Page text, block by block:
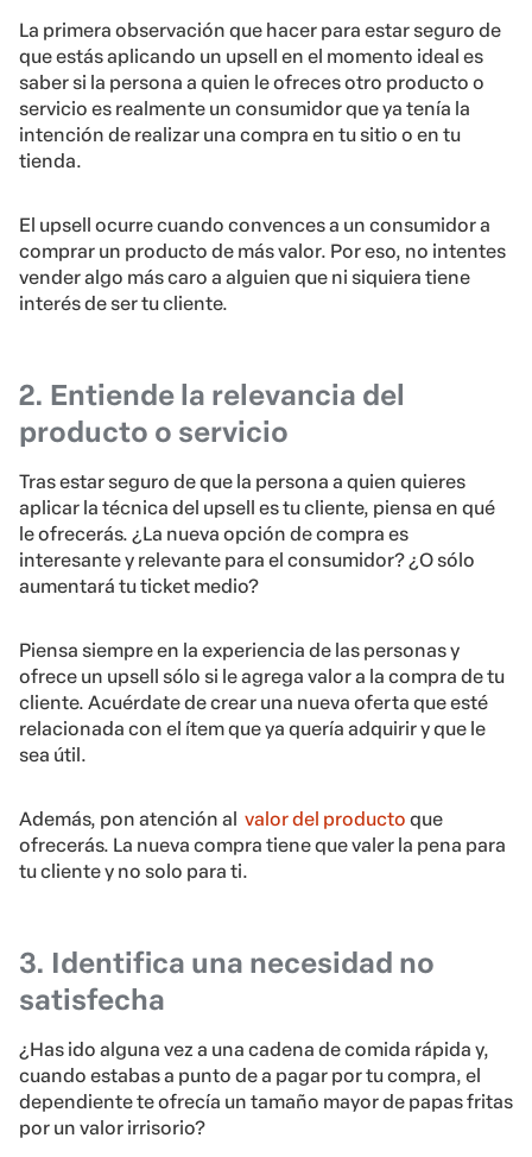
La primera observación que hacer para estar seguro de
que estás aplicando un upsell en el momento ideal es
saber si la persona a quien le ofreces otro producto o
servicio es realmente un consumidor que ya tenía la
intención de realizar una compra en tu sitio o en tu
tienda.
El upsell ocurre cuando convences a un consumidor a
comprar un producto de más valor. Por eso, no intentes
vender algo más caro a alguien que ni siquiera tiene
interés de ser tu cliente.
2. Entiende la relevancia del
producto o servicio
Tras estar seguro de que la persona a quien quieres
aplicar la técnica del upsell es tu cliente, piensa en qué
le ofrecerás. ¿La nueva opción de compra es
interesante y relevante para el consumidor? ¿O sólo
aumentará tu ticket medio?
Piensa siempre en la experiencia de las personas y
ofrece un upsell sólo si le agrega valor a la compra de tu
cliente. Acuérdate de crear una nueva oferta que esté
relacionada con el ítem que ya quería adquirir y que le
sea útil.
Además, pon atención al valor del producto que
ofrecerás. La nueva compra tiene que valer la pena para
tu cliente y no solo para ti.
3. Identifica una necesidad no
satisfecha
¿Has ido alguna vez a una cadena de comida rápida y,
cuando estabas a punto de a pagar por tu compra, el
dependiente te ofrecía un tamaño mayor de papas fritas
por un valor irrisorio?